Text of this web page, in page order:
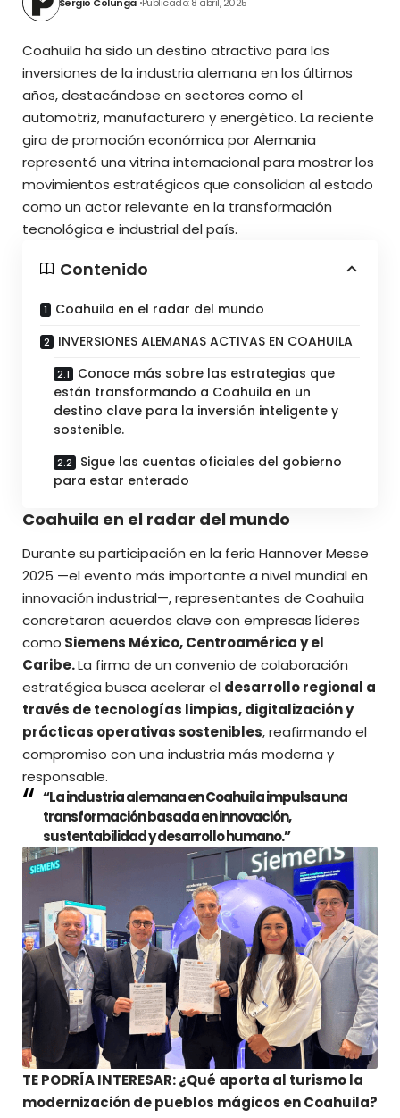
Coahuila ha sido un destino atractivo para las
inversiones de la industria alemana en los últimos
años, destacándose en sectores como el
automotriz, manufacturero y energético. La reciente
gira de promoción económica por Alemania
representó una vitrina internacional para mostrar los
movimientos estratégicos que consolidan al estado
como un actor relevante en la transformación
tecnológica e industrial del país.
Contenido
Coahuila en el radar del mundo
INVERSIONES ALEMANAS ACTIVAS EN COAHUILA
Conoce más sobre las estrategias que
están transformando a Coahuila en un
destino clave para la inversión inteligente y
sostenible.
Sigue las cuentas oficiales del gobierno
para estar enterado
Coahuila en el radar del mundo
Durante su participación en la feria Hannover Messe
2025 —el evento más importante a nivel mundial en
innovación industrial—, representantes de Coahuila
concretaron acuerdos clave con empresas líderes
como Siemens México, Centroamérica y el
Caribe.La firma de un convenio de colaboración
estratégica busca acelerar el desarrollo regional a
través de tecnologías limpias, digitalización y
prácticas operativas sostenibles, reafirmando el
compromiso con una industria más moderna y
responsable.
“La industria alemana en Coahuila impulsa una
transformación basada en innovación,
sustentabilidad y desarrollo humano.”
TE PODRÍA INTERESAR: ¿Qué aporta al turismo la
modernización de pueblos mágicos en Coahuila?